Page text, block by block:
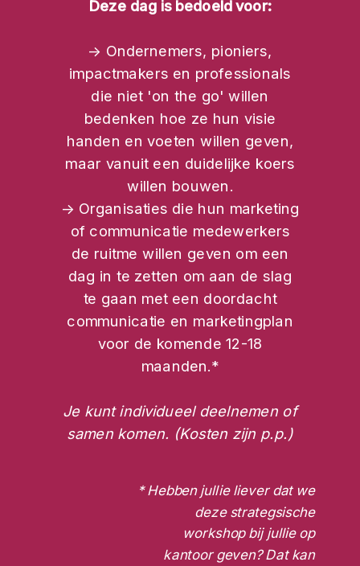
Deze dag is bedoeld voor:
-> Ondernemers, pioniers,
impactmakers en professionals
die niet 'on the go' willen
bedenken hoe ze hun visie
handen en voeten willen geven,
maar vanuit een duidelijke koers
willen bouwen.
-> Organisaties die hun marketing
of communicatie medewerkers
de ruitme willen geven om een
dag in te zetten om aan de slag
te gaan met een doordacht
communicatie en marketingplan
voor de komende 12-18
maanden.*
Je kunt individueel deelnemen of
samen komen. (Kosten zijn p.p.)
* Hebben jullie liever dat we
deze strategsische
workshop bij jullie op
kantoor geven? Dat kan